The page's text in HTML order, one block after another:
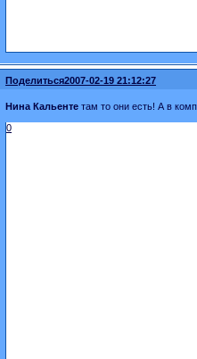
Поделиться2007-02-19 21:12:27
Нина Кальенте там то они есть! А в
0